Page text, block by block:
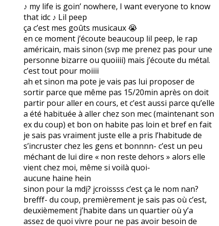
♪ my life is goin’ nowhere, I want everyone to know
that idc ♪ Lil peep
ça c’est mes goûts musicaux 😭
en ce moment j’écoute beaucoup lil peep, le rap
américain, mais sinon (svp me prenez pas pour une
personne bizarre ou quoiiii) mais j’écoute du métal.
c’est tout pour moiiii
ah et sinon ma pote je vais pas lui proposer de
sortir parce que même pas 15/20min après on doit
partir pour aller en cours, et c’est aussi parce qu’elle
a été habituée à aller chez son mec (maintenant son
ex du coup) et bon on habite pas loin et bref en fait
je sais pas vraiment juste elle a pris l’habitude de
s’incruster chez les gens et bonnnn- c’est un peu
méchant de lui dire « non reste dehors » alors elle
vient chez moi, même si voilà quoi-
aucune haine hein
sinon pour la mdj? jcroissss c’est ça le nom nan?
brefff- du coup, premièrement je sais pas où c’est,
deuxièmement j’habite dans un quartier où y’a
assez de quoi vivre pour ne pas avoir besoin de